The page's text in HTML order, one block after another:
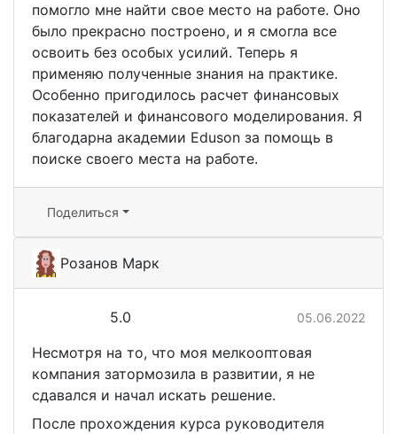
помогло мне найти свое место на работе. Оно
было прекрасно построено, и я смогла все
освоить без особых усилий. Теперь я
применяю полученные знания на практике.
Особенно пригодилось расчет финансовых
показателей и финансового моделирования. Я
благодарна академии Eduson за помощь в
поиске своего места на работе.
Поделиться
Розанов Марк
5.0 05.06.2022
Несмотря на то, что моя мелкооптовая
компания затормозила в развитии, я не
сдавался и начал искать решение.
После прохождения курса руководителя